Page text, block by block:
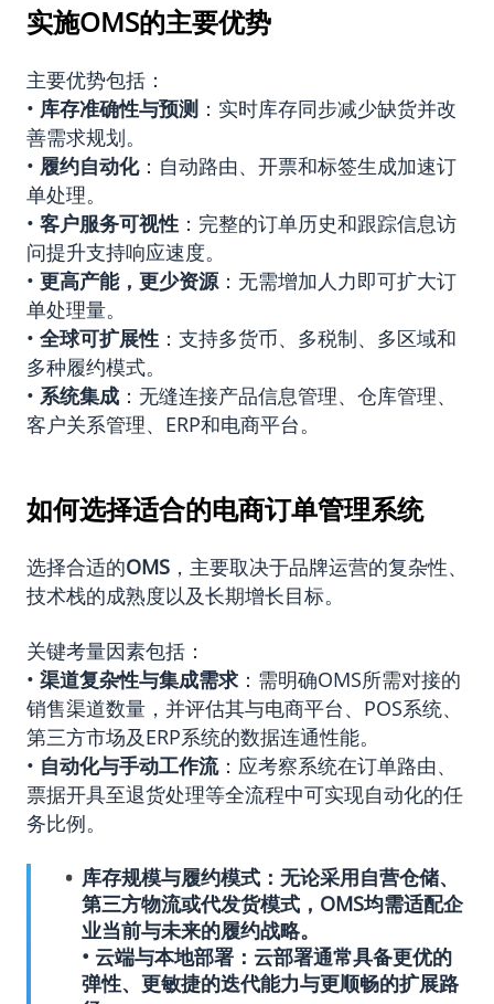
实施OMS的主要优势
主要优势包括：
• 库存准确性与预测 ：实时库存同步减少缺货并改
善需求规划。
• 履约自动化：自动路由、开票和标签生成加速订
单处理。
• 客户服务可视性 ：完整的订单历史和跟踪信息访
问提升支持响应速度。
• 更高产能，更少资源：无需增加人力即可扩大订
单处理量。
• 全球可扩展性 ：支持多货币、多税制、多区域和
多种履约模式。
• 系统集成 ：无缝连接产品信息管理、仓库管理、
客户关系管理、ERP和电商平台。
如何选择适合的电商订单管理系统
选择合适的OMS ，主要取决于品牌运营的复杂性、
技术栈的成熟度以及长期增长目标。
关键考量因素包括：
• 渠道复杂性与集成需求 ：需明确OMS所需对接的
销售渠道数量，并评估其与电商平台、POS系统、
第三方市场及ERP系统的数据连通性能。
• 自动化与手动工作流：应考察系统在订单路由、
票据开具至退货处理等全流程中可实现自动化的任
务比例。
库存规模与履约模式 ：无论采用自营仓储、
第三方物流或代发货模式，OMS均需适配企
业当前与未来的履约战略。
• 云端与本地部署 ：云部署通常具备更优的
弹性、更敏捷的迭代能力与更顺畅的扩展路